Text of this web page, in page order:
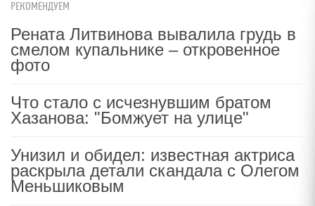
РЕКОМЕНДУЕМ
Рената Литвинова вывалила грудь в
смелом купальнике – откровенное
фото
Что стало с исчезнувшим братом
Хазанова: "Бомжует на улице"
Унизил и обидел: известная актриса
раскрыла детали скандала с Олегом
Меньшиковым